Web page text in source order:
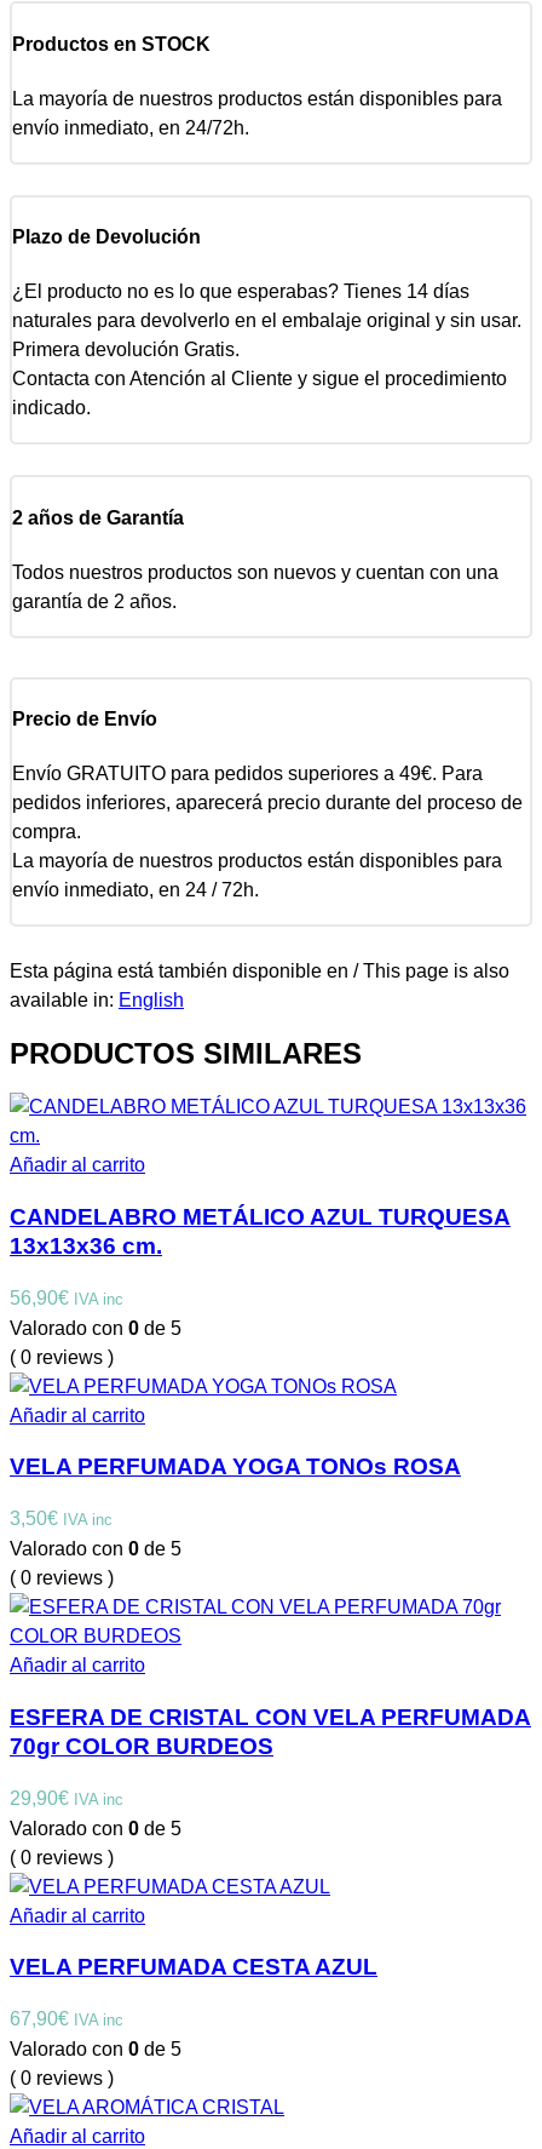
Productos en STOCK
La mayoría de nuestros productos están disponibles para
envío inmediato, en 24/72h.
Plazo de Devolución
¿El producto no es lo que esperabas? Tienes 14 días
naturales para devolverlo en el embalaje original y sin usar.
Primera devolución Gratis.
Contacta con Atención al Cliente y sigue el procedimiento
indicado.
2 años de Garantía
Todos nuestros productos son nuevos y cuentan con una
garantía de 2 años.
Precio de Envío
Envío GRATUITO para pedidos superiores a 49€. Para
pedidos inferiores, aparecerá precio durante del proceso de
compra.
La mayoría de nuestros productos están disponibles para
envío inmediato, en 24 / 72h.
Esta página está también disponible en / This page is also
available in: English
PRODUCTOS SIMILARES
Añadir al carrito
CANDELABRO METÁLICO AZUL TURQUESA
13x13x36 cm.
56,90€ IVA inc
Valorado con 0 de 5
( 0 reviews )
Añadir al carrito
VELA PERFUMADA YOGA TONOs ROSA
3,50€ IVA inc
Valorado con 0 de 5
( 0 reviews )
Añadir al carrito
ESFERA DE CRISTAL CON VELA PERFUMADA
70gr COLOR BURDEOS
29,90€ IVA inc
Valorado con 0 de 5
( 0 reviews )
Añadir al carrito
VELA PERFUMADA CESTA AZUL
67,90€ IVA inc
Valorado con 0 de 5
( 0 reviews )
Añadir al carrito